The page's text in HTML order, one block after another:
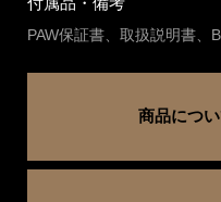
PAW保証書、取扱説明書、
商品につ